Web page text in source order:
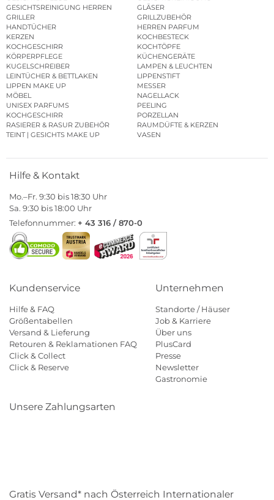
GESICHTSREINIGUNG HERREN
GLÄSER
GRILLER
GRILLZUBEHÖR
HANDTÜCHER
HERREN PARFUM
KERZEN
KOCHBESTECK
KOCHGESCHIRR
KOCHTÖPFE
KÖRPERPFLEGE
KÜCHENGERÄTE
KUGELSCHREIBER
LAMPEN & LEUCHTEN
LEINTÜCHER & BETTLAKEN
LIPPENSTIFT
LIPPEN MAKE UP
MESSER
MÖBEL
NAGELLACK
UNISEX PARFUMS
PEELING
KOCHGESCHIRR
PORZELLAN
RASIERER & RASUR ZUBEHÖR
RAUMDÜFTE & KERZEN
TEINT | GESICHTS MAKE UP
VASEN
Hilfe & Kontakt
Mo.–Fr. 9:30 bis 18:30 Uhr
Sa. 9:30 bis 18:00 Uhr
Telefonnummer: + 43 316 / 870-0
Kundenservice
Hilfe & FAQ
Größentabellen
Versand & Lieferung
Retouren & Reklamationen FAQ
Click & Collect
Click & Reserve
Unternehmen
Standorte / Häuser
Job & Karriere
Über uns
PlusCard
Presse
Newsletter
Gastronomie
Unsere Zahlungsarten
Gratis Versand* nach Österreich Internationaler